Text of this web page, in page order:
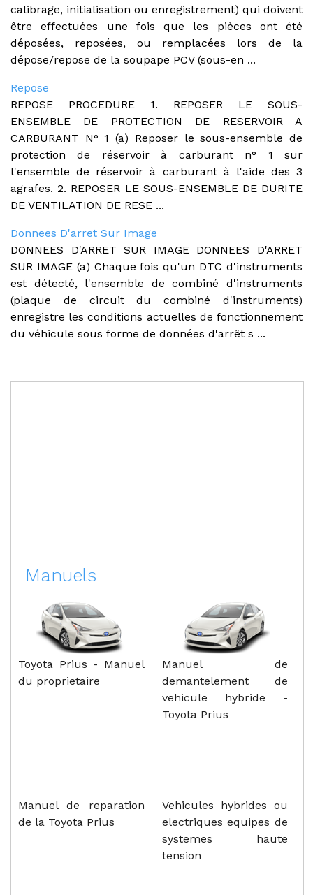
calibrage, initialisation ou enregistrement) qui doivent
être effectuées une fois que les pièces ont été
déposées, reposées, ou remplacées lors de la
dépose/repose de la soupape PCV (sous-en ...
Repose
REPOSE PROCEDURE 1. REPOSER LE SOUS-
ENSEMBLE DE PROTECTION DE RESERVOIR A
CARBURANT N° 1 (a) Reposer le sous-ensemble de
protection de réservoir à carburant n° 1 sur
l'ensemble de réservoir à carburant à l'aide des 3
agrafes. 2. REPOSER LE SOUS-ENSEMBLE DE DURITE
DE VENTILATION DE RESE ...
Donnees D'arret Sur Image
DONNEES D'ARRET SUR IMAGE DONNEES D'ARRET
SUR IMAGE (a) Chaque fois qu'un DTC d'instruments
est détecté, l'ensemble de combiné d'instruments
(plaque de circuit du combiné d'instruments)
enregistre les conditions actuelles de fonctionnement
du véhicule sous forme de données d'arrêt s ...
Manuels
Toyota Prius - Manuel
du proprietaire
Manuel de
demantelement de
vehicule hybride -
Toyota Prius
Manuel de reparation
de la Toyota Prius
Vehicules hybrides ou
electriques equipes de
systemes haute
tension